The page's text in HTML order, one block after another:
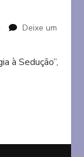
Deixe um
à Sedução”,